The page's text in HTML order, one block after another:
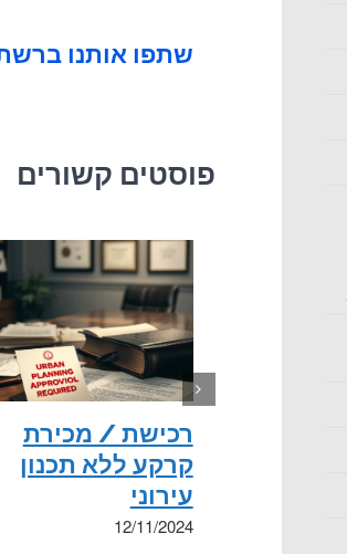
שתפו אותנו
פוסטים קשורים
רכישת / מכירת
קרקע ללא תכנון
עירוני
12/11/2024